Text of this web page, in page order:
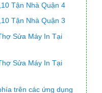
Tận Nhà Quận 4
Tận Nhà Quận 3
Sửa Máy In Tại
Sửa Máy In Tại
trên các ứng dụng